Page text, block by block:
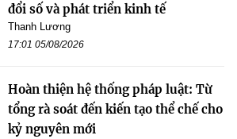
đổi số và phát triển kinh tế
Thanh Lương
17:01 05/08/2026
Hoàn thiện hệ thống pháp luật: Từ
tổng rà soát đến kiến tạo thể chế cho
kỷ nguyên mới